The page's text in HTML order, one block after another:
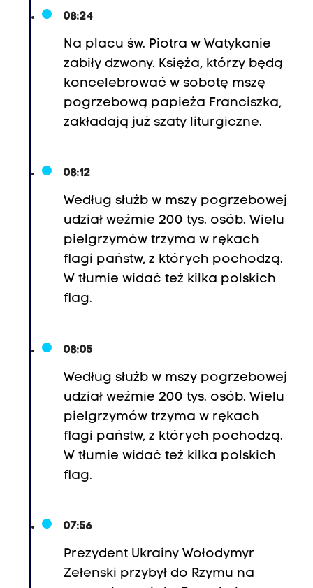
08:24
Na placu św. Piotra w Watykanie
zabiły dzwony. Księża, którzy będą
koncelebrować w sobotę mszę
pogrzebową papieża Franciszka,
zakładają już szaty liturgiczne.
08:12
Według służb w mszy pogrzebowej
udział weźmie 200 tys. osób. Wielu
pielgrzymów trzyma w rękach
flagi państw, z których pochodzą.
W tłumie widać też kilka polskich
flag.
08:05
Według służb w mszy pogrzebowej
udział weźmie 200 tys. osób. Wielu
pielgrzymów trzyma w rękach
flagi państw, z których pochodzą.
W tłumie widać też kilka polskich
flag.
07:56
Prezydent Ukrainy Wołodymyr
Zełenski przybył do Rzymu na